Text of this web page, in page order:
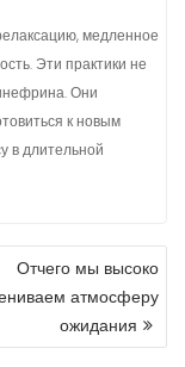
медленное
Эти практики не
Они
к новым
в длительной
Отчего мы высоко
атмосферу
ожидания